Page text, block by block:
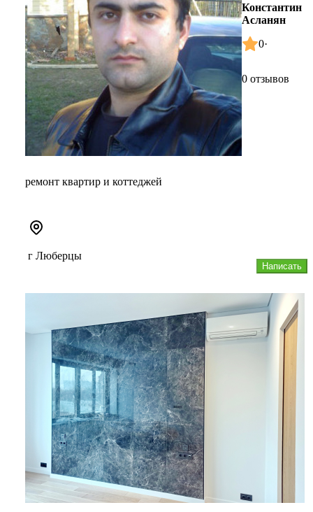
Константин
Асланян
0·
0 отзывов
ремонт квартир и коттеджей
Написать
г Люберцы